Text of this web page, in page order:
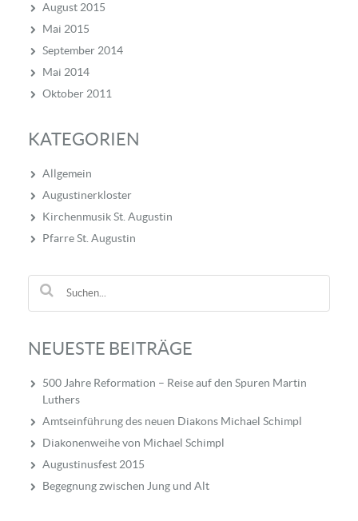
August 2015
Mai 2015
September 2014
Mai 2014
Oktober 2011
KATEGORIEN
Allgemein
Augustinerkloster
Kirchenmusik St. Augustin
Pfarre St. Augustin
NEUESTE BEITRÄGE
500 Jahre Reformation – Reise auf den Spuren Martin
Luthers
Amtseinführung des neuen Diakons Michael Schimpl
Diakonenweihe von Michael Schimpl
Augustinusfest 2015
Begegnung zwischen Jung und Alt